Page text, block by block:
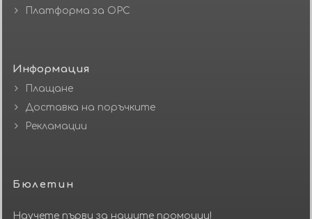
Платформа за ОРС
Информация
Плащане
Доставка на поръчките
Рекламации
Бюлетин
Научете първи за нашите промоции!